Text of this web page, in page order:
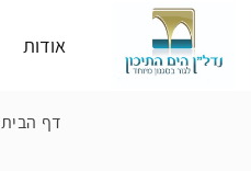
אודות
דף הבית